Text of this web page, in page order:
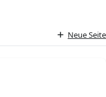
Neue Seite